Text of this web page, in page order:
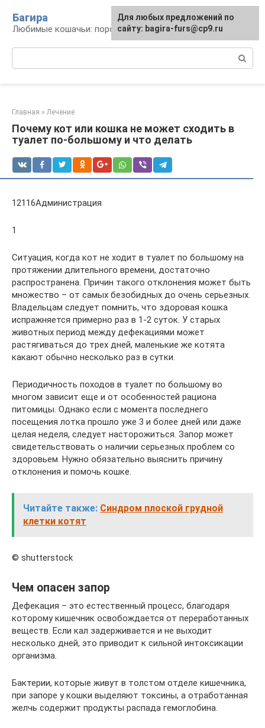
контенту
Багира
Любимые кошачьи: породы, содержание, уход
Главная » Лечение
Почему кот или кошка не может сходить в
туалет по-большому и что делать
12116Администрация
1
Ситуация, когда кот не ходит в туалет по большому на
протяжении длительного времени, достаточно
распространена. Причин такого отклонения может быть
множество – от самых безобидных до очень серьезных.
Владельцам следует помнить, что здоровая кошка
испражняется примерно раз в 1-2 суток. У старых
животных период между дефекациями может
растягиваться до трех дней, маленькие же котята
какают обычно несколько раз в сутки.
Периодичность походов в туалет по большому во
многом зависит еще и от особенностей рациона
питомицы. Однако если с момента последнего
посещения лотка прошло уже 3 и более дней или даже
целая неделя, следует насторожиться. Запор может
свидетельствовать о наличии серьезных проблем со
здоровьем. Нужно обязательно выяснить причину
отклонения и помочь кошке.
Читайте также: Синдром плоской грудной
клетки котят
© shutterstock
Чем опасен запор
Дефекация – это естественный процесс, благодаря
которому кишечник освобождается от переработанных
веществ. Если кал задерживается и не выходит
несколько дней, это приводит к сильной интоксикации
организма.
Бактерии, которые живут в толстом отделе кишечника,
при запоре у кошки выделяют токсины, а отработанная
желчь содержит продукты распада гемоглобина.
Для любых предложений по
сайту: bagira-furs@cp9.ru